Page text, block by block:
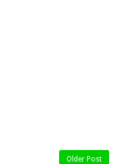
Older Post